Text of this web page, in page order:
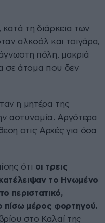
τη διάρκεια των
αλκοόλ και τσιγάρα,
πόλη, μακριά
σε άτομα που δεν
η μητέρα της
αστυνομία. Αργότερα
στις Αρχές για όσα
ότι οι τρεις
το Ηνωμένο
περιστατικό,
πίσω μέρος φορτηγού.
στο Καλαί της